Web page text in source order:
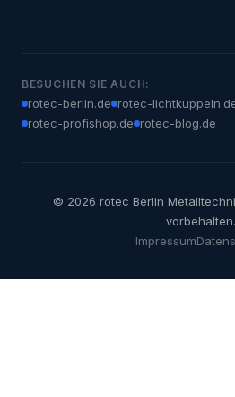
BESUCHEN SIE AUCH:
rotec-berlin.de rotec-
rotec-profishop.de rotec-blog.de
© 2026 rotec Berlin
vorbehalten.
Impressum